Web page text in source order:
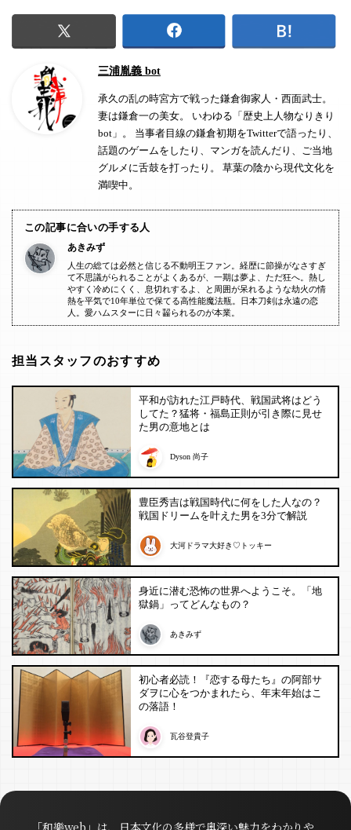
三浦胤義 bot
承久の乱の時宮方で戦った鎌倉御家人・西面武士。
妻は鎌倉一の美女。 いわゆる「歴史上人物なりきり
bot」。 当事者目線の鎌倉初期をTwitterで語ったり、
話題のゲームをしたり、マンガを読んだり、ご当地
グルメに舌鼓を打ったり。 草葉の陰から現代文化を
満喫中。
この記事に合いの手する人
あきみず
人生の総ては必然と信じる不動明王ファン。経歴に節操がなさすぎ
て不思議がられることがよくあるが、一期は夢よ、ただ狂へ。熱し
やすく冷めにくく、息切れするよ、と周囲が呆れるような劫火の情
熱を平気で10年単位で保てる高性能魔法瓶。日本刀剣は永遠の恋
人。愛ハムスターに日々齧られるのが本業。
担当スタッフのおすすめ
平和が訪れた江戸時代、戦国武将はどう
してた？猛将・福島正則が引き際に見せ
た男の意地とは
Dyson 尚子
豊臣秀吉は戦国時代に何をした人なの？
戦国ドリームを叶えた男を3分で解説
大河ドラマ大好き♡トッキー
身近に潜む恐怖の世界へようこそ。「地
獄鍋」ってどんなもの？
あきみず
初心者必読！『恋する母たち』の阿部サ
ダヲに心をつかまれたら、年末年始はこ
の落語！
瓦谷登貴子